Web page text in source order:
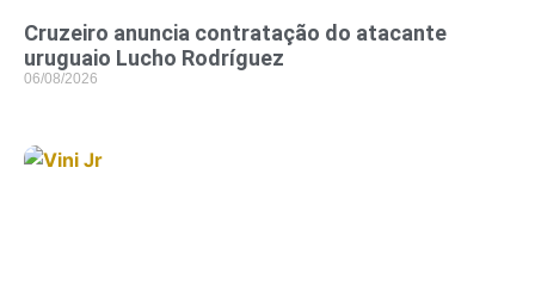
Cruzeiro anuncia contratação do atacante
uruguaio Lucho Rodríguez
06/08/2026